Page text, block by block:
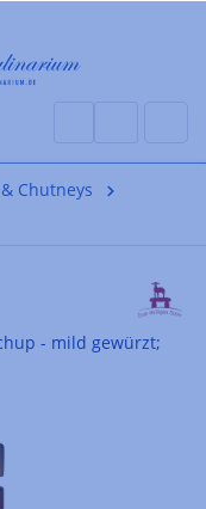
Chutneys
- mild gewürzt;